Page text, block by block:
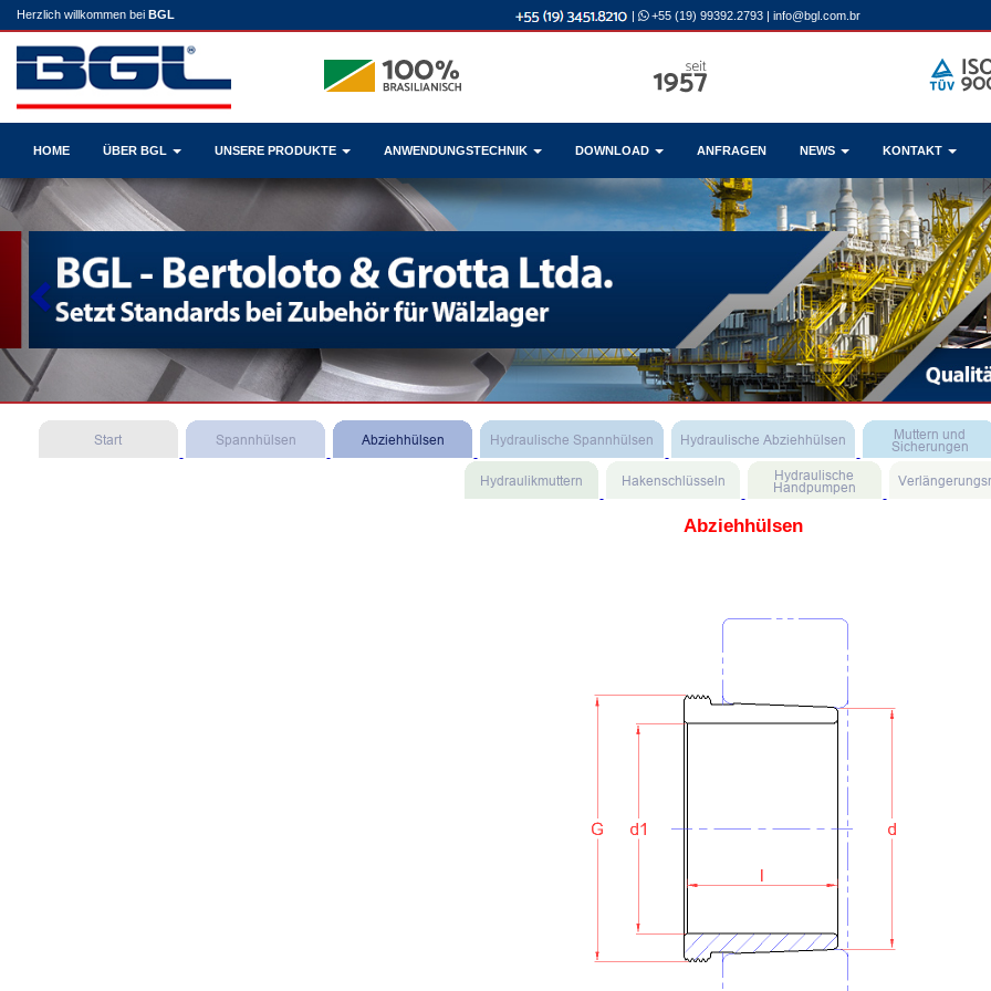
Herzlich willkommen bei BGL | +55 (19) 99392.2793 | info@bgl.com.br
HOME ÜBER BGL UNSERE PRODUKTE ANWENDUNGSTECHNIK DOWNLOAD ANFRAGEN NEWS KONTAKT
Previous
Abziehhülsen